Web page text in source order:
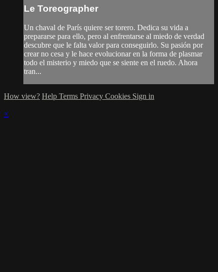
Le Toreographer
Un chaval de París quiere ser torero. Dedica su vida a
prepararse para ello, pero al enfrentarse al miedo de verdad
descubre que le falta valor para conseguirlo. Su pasión por
crear no cesa y le hace evolucionar en la forma de plasmar
todo el misterio y miedo que se siente en el ruedo. Ahora
tran...
How view? Help Terms Privacy Cookies Sign in
×